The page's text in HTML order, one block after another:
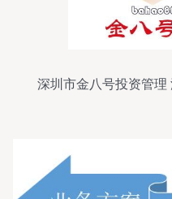
深圳市金八号投资管理